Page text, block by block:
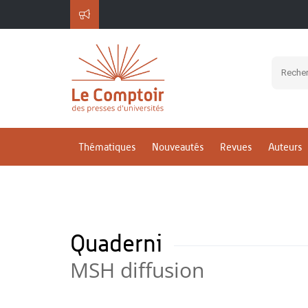
Thématiques Nouveautés Revues Auteurs
Quaderni
MSH diffusion